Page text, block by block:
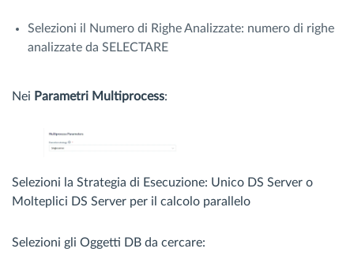
Selezioni il Numero di Righe Analizzate: numero di righe
analizzate da SELECTARE
Nei Parametri Multiprocess:
Selezioni la Strategia di Esecuzione: Unico DS Server o
Molteplici DS Server per il calcolo parallelo
Selezioni gli Oggetti DB da cercare: